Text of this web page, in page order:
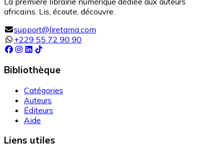
africains. Lis, écoute, découvre.
support@liretama.com
+229 55 72 90 90
Bibliothèque
Catégories
Auteurs
Éditeurs
Aide
Liens utiles